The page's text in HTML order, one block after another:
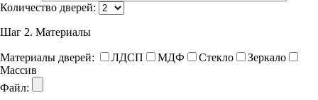
Количество дверей:
Шаг 2. Материалы
Материалы дверей: ЛДСП МДФ Стекло
Зеркало
Массив
Файл: